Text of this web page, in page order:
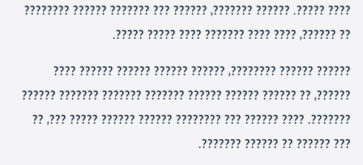
???? ?????. ?????? ???????, ?????? ??? ??????? ?????? ????????
?? ??????, ???? ???? ??????? ???? ????? ?????.
?????? ?????? ????????, ?????? ?????? ?????? ?????? ????
??????, ?? ?????? ?????? ?????? ??????? ??????? ??????? ??????
???????. ???? ?????? ??? ???????? ?????? ?????? ????? ???, ??
??? ?????? ?? ?????? ???????.